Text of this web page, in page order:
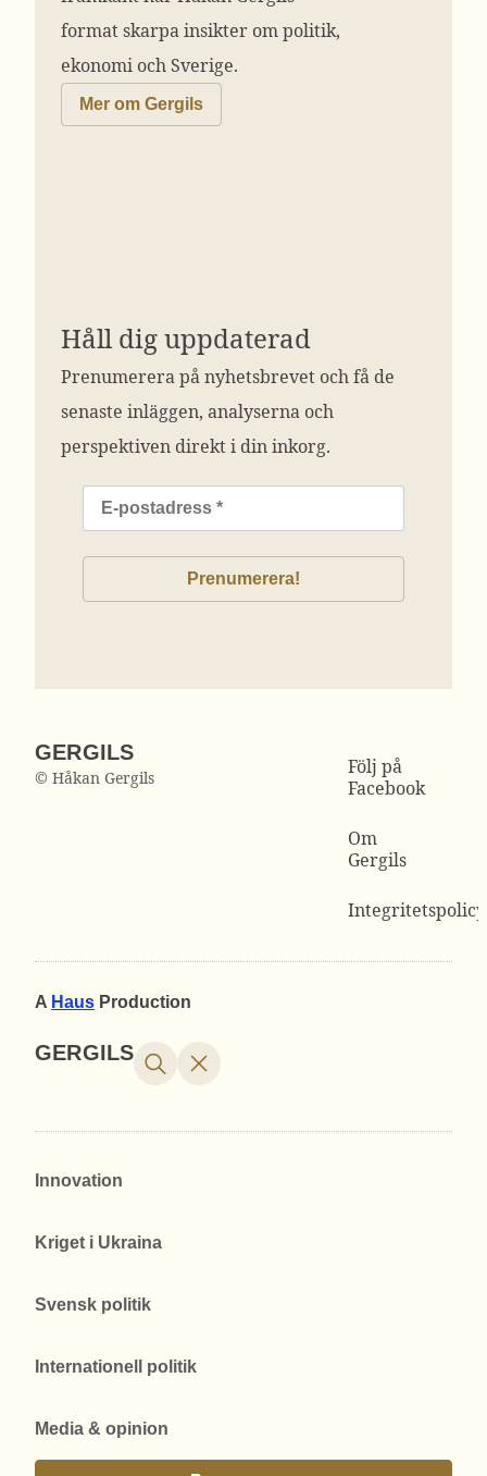
format skarpa insikter om politik,
ekonomi och Sverige.
Mer om Gergils
Håll dig uppdaterad
Prenumerera på nyhetsbrevet och få de
senaste inläggen, analyserna och
perspektiven direkt i din inkorg.
GERGILS
© Håkan Gergils
Följ på
Facebook
Om
Gergils
Integritetspolicy
A Haus Production
GERGILS
Innovation
Kriget i Ukraina
Svensk politik
Internationell politik
Media & opinion